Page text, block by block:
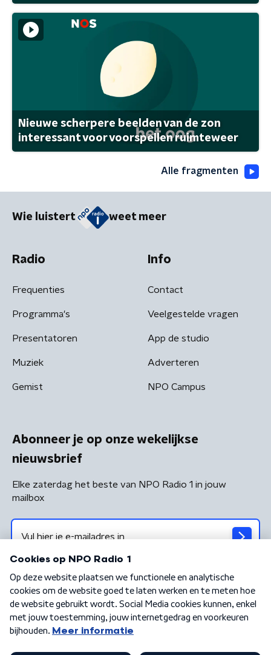
Nieuwe scherpere beelden van de zon
interessant voor voorspellen ruimteweer
Alle fragmenten
Wie luistert weet meer
Radio
Frequenties
Programma's
Presentatoren
Muziek
Gemist
Info
Contact
Veelgestelde vragen
App de studio
Adverteren
NPO Campus
Abonneer je op onze wekelijkse
nieuwsbrief
Elke zaterdag het beste van NPO Radio 1 in jouw
mailbox
Algemene voorwaarden